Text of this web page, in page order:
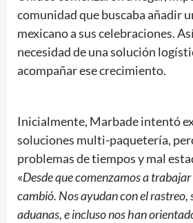
comunidad que buscaba añadir
mexicano a sus celebraciones.
necesidad de una solución
acompañar ese crecimiento.
Inicialmente, Marbade intentó
soluciones multi-paquetería,
problemas de tiempos y mal
«Desde que comenzamos a
cambió. Nos ayudan con el rastreo,
aduanas, e incluso nos han